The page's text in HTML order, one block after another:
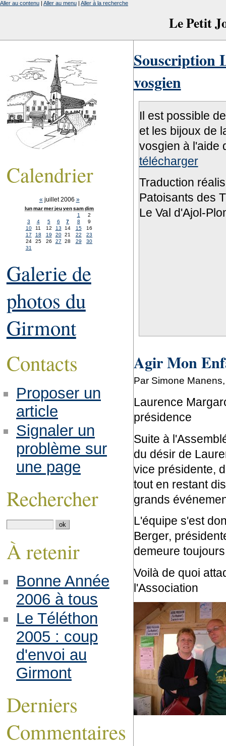
Le Petit
Aller au contenu | Aller au menu | Aller à la recherche
Souscription
vosgien
Il est possible
et les bijoux de
vosgien à l'aide
télécharger
Traduction
Patoisants des
Le Val d'Ajol-
Agir Mon
Par Simone
Laurence
présidence
Suite à
du désir de
vice présidente,
tout en restant
grands
L'équipe s'est
Berger,
demeure
Voilà de quoi
l'Association
Calendrier
« juillet 2006 »
lunmarmerjeuvensamdim
1
2
3
4 5 6 7 8
9
10
11 12 13 14 15
16
17
18 19 20 21 22
23
24
25 26 27 28 29
30
31
Galerie de
photos du
Girmont
Contacts
Proposer un
article
Signaler un
problème sur
une page
Rechercher
À retenir
Bonne Année
2006 à tous
Le Téléthon
2005 : coup
d'envoi au
Girmont
Derniers
Commentaires